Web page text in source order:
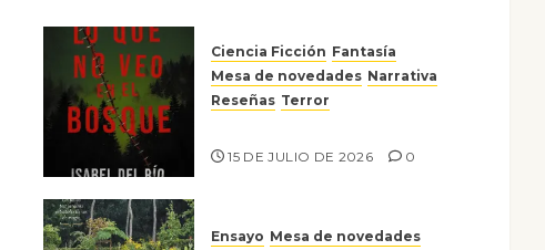
Ciencia Ficción Fantasía
Mesa de novedades Narrativa
Reseñas Terror
15 DE JULIO DE 2026 0
Ensayo Mesa de novedades